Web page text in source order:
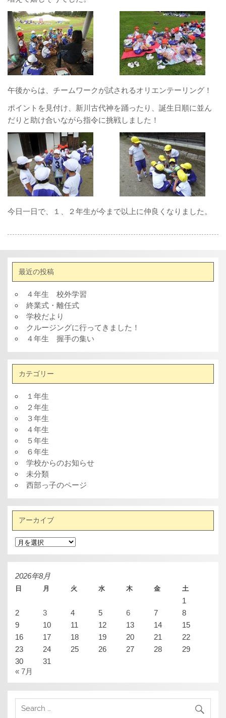
午後からは、チームワークが試されるオリエンテーリング！
ポイントを見付け、新川古代神を踊ったり、誕生日順に並ん
だりと助け合いながら指令に挑戦しました！
今日一日で、１、２年生が今まで以上に仲良くなりました。
最近の投稿
４年生 校外学習
終業式・離任式
学校だより
クルージングに行ってきました！
４年生 握手の集い
カテゴリー
１年生
２年生
３年生
４年生
５年生
６年生
学校からのお知らせ
未分類
西部っ子のページ
アーカイブ
ア
ー
カ
イ
2026年8月
日 月 火 水 木 金 土
1
2
3 4 5 6 7
8
9
10 11 12 13 14
15
16
17 18 19 20 21
22
23
24 25 26 27 28
29
30
31
« 7月